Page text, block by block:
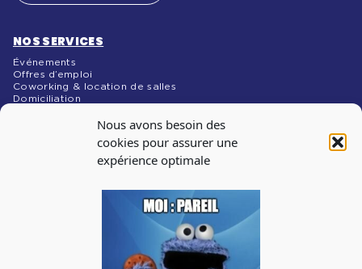
Nous avons besoin des
cookies pour assurer une
expérience optimale
NOS SERVICES
Événements
Offres d’emploi
Coworking & location de salles
Domiciliation
Abonnez-vous à notre newsletter pour recevoir les infos
sur les évènements, les offres d’emploi